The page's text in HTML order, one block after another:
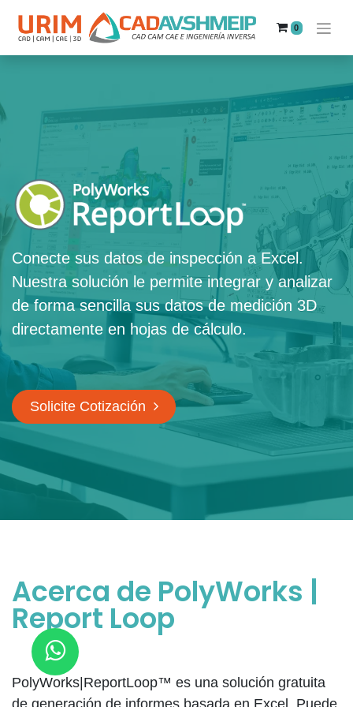
0
Conecte sus datos de inspección a Excel.
Nuestra solución le permite integrar y analizar
de forma sencilla sus datos de medición 3D
directamente en hojas de cálculo.
Solicite Cotización
Acerca de PolyWorks |
Report Loop
PolyWorks|ReportLoop™ es una solución gratuita